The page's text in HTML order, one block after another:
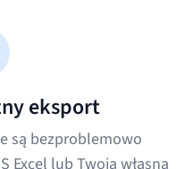
eksport
są bezproblemowo
Excel lub Twoją własną